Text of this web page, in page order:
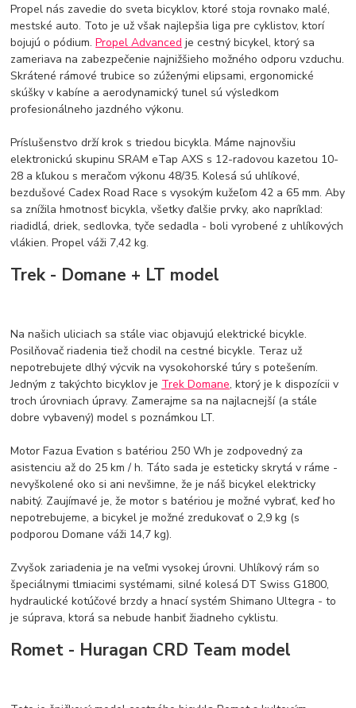
Propel nás zavedie do sveta bicyklov, ktoré stoja rovnako malé,
mestské auto. Toto je už však najlepšia liga pre cyklistov, ktorí
bojujú o pódium.Propel Advanced je cestný bicykel, ktorý sa
zameriava na zabezpečenie najnižšieho možného odporu vzduchu.
Skrátené rámové trubice so zúženými elipsami, ergonomické
skúšky v kabíne a aerodynamický tunel sú výsledkom
profesionálneho jazdného výkonu.
Príslušenstvo drží krok s triedou bicykla. Máme najnovšiu
elektronickú skupinu SRAM eTap AXS s 12-radovou kazetou 10-
28 a kľukou s meračom výkonu 48/35. Kolesá sú uhlíkové,
bezdušové Cadex Road Race s vysokým kužeľom 42 a 65 mm. Aby
sa znížila hmotnosť bicykla, všetky ďalšie prvky, ako napríklad:
riadidlá, driek, sedlovka, tyče sedadla - boli vyrobené z uhlíkových
vlákien. Propel váži 7,42 kg.
Trek - Domane + LT model
Na našich uliciach sa stále viac objavujú elektrické bicykle.
Posilňovač riadenia tiež chodil na cestné bicykle. Teraz už
nepotrebujete dlhý výcvik na vysokohorské túry s potešením.
Jedným z takýchto bicyklov je Trek Domane, ktorý je k dispozícii v
troch úrovniach úpravy. Zamerajme sa na najlacnejší (a stále
dobre vybavený) model s poznámkou LT.
Motor Fazua Evation s batériou 250 Wh je zodpovedný za
asistenciu až do 25 km / h. Táto sada je esteticky skrytá v ráme -
nevyškolené oko si ani nevšimne, že je náš bicykel elektricky
nabitý. Zaujímavé je, že motor s batériou je možné vybrať, keď ho
nepotrebujeme, a bicykel je možné zredukovať o 2,9 kg (s
podporou Domane váži 14,7 kg).
Zvyšok zariadenia je na veľmi vysokej úrovni. Uhlíkový rám so
špeciálnymi tlmiacimi systémami, silné kolesá DT Swiss G1800,
hydraulické kotúčové brzdy a hnací systém Shimano Ultegra - to
je súprava, ktorá sa nebude hanbiť žiadneho cyklistu.
Romet - Huragan CRD Team model